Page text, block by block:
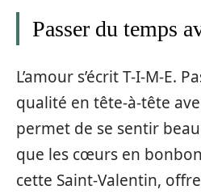
Passer du temps
L’amour s’écrit T-I-M-E.
qualité en tête-à-tête
permet de se sentir
que les cœurs en
cette Saint-Valentin,